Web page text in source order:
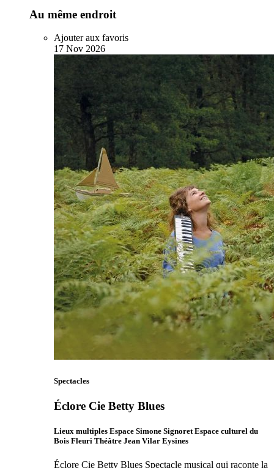
Au même endroit
Ajouter aux favoris
17 Nov 2026
Spectacles
Éclore Cie Betty Blues
Lieux multiples Espace Simone Signoret Espace culturel du
Bois Fleuri Théâtre Jean Vilar Eysines
Éclore Cie Betty Blues Spectacle musical qui raconte la